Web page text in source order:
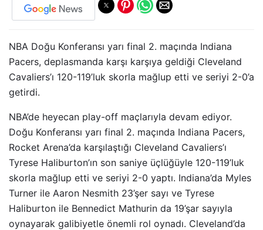
NBA Doğu Konferansı yarı final 2. maçında Indiana
Pacers, deplasmanda karşı karşıya geldiği Cleveland
Cavaliers’ı 120-119’luk skorla mağlup etti ve seriyi 2-0’a
getirdi.
NBA’de heyecan play-off maçlarıyla devam ediyor.
Doğu Konferansı yarı final 2. maçında Indiana Pacers,
Rocket Arena’da karşılaştığı Cleveland Cavaliers’ı
Tyrese Haliburton’ın son saniye üçlüğüyle 120-119’luk
skorla mağlup etti ve seriyi 2-0 yaptı. Indiana’da Myles
Turner ile Aaron Nesmith 23’şer sayı ve Tyrese
Haliburton ile Bennedict Mathurin da 19’şar sayıyla
oynayarak galibiyetle önemli rol oynadı. Cleveland’da